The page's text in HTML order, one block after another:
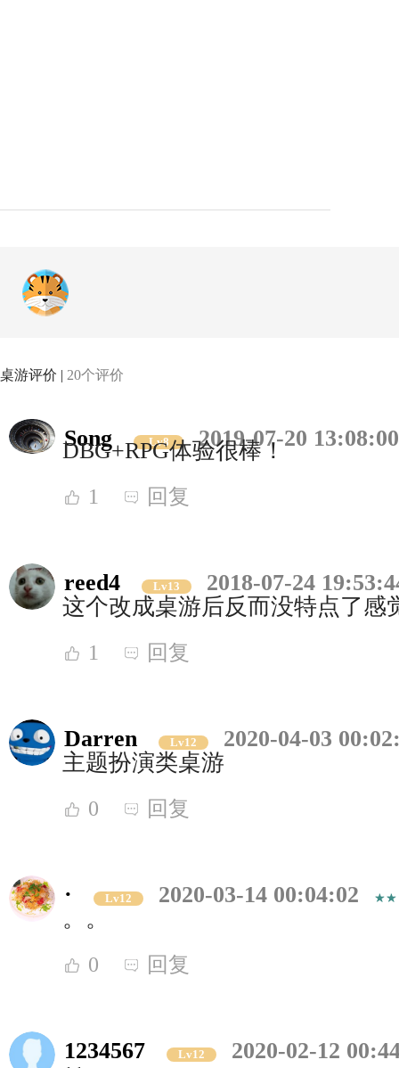
桌游评价 | 20个评价
Song Lv8 2019-07-20 13:08:00
DBG+RPG体验很棒！
1 回复
reed4 Lv13
2018-07-24
这个改成桌游后反而没特点了感
1 回复
Darren Lv12
2020-04-03
主题扮演类桌游
0 回复
· Lv12
2020-03-14 00:04:02
。。
0 回复
1234567 Lv12
2020-02-12